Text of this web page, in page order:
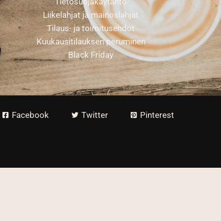
Liikelahjat ja mainoslahjat
Tilaus- ja toimitusehdot
Kuukausitilauksen peruminen
Black Friday
Facebook Twitter Pinterest